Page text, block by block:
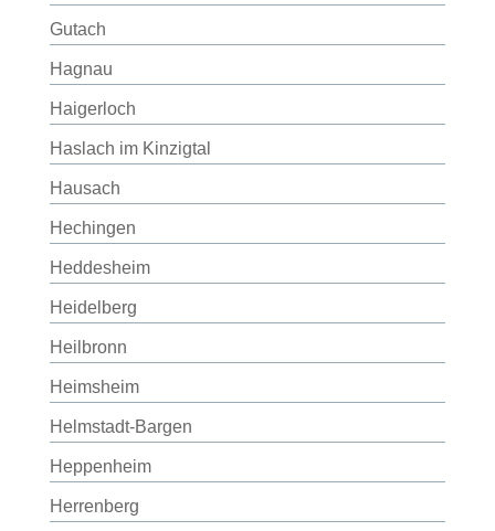
Gutach
Hagnau
Haigerloch
Haslach im Kinzigtal
Hausach
Hechingen
Heddesheim
Heidelberg
Heilbronn
Heimsheim
Helmstadt-Bargen
Heppenheim
Herrenberg